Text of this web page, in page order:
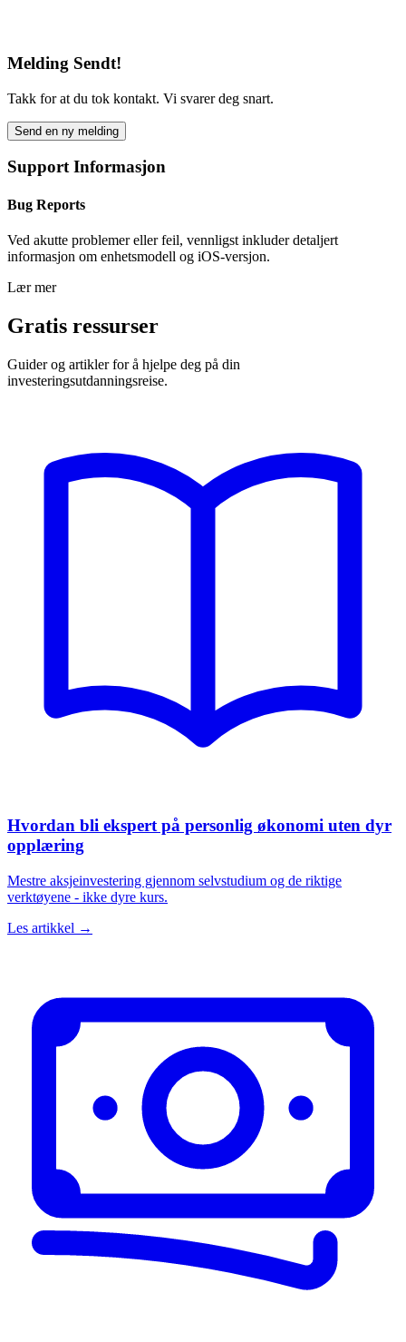
Melding Sendt!
Takk for at du tok kontakt. Vi svarer deg snart.
Send en ny melding
Support Informasjon
Bug Reports
Ved akutte problemer eller feil, vennligst inkluder detaljert
informasjon om enhetsmodell og iOS-versjon.
Lær mer
Gratis ressurser
Guider og artikler for å hjelpe deg på din
investeringsutdanningsreise.
Hvordan bli ekspert på personlig økonomi uten dyr
opplæring
Mestre aksjeinvestering gjennom selvstudium og de riktige
verktøyene - ikke dyre kurs.
Les artikkel →